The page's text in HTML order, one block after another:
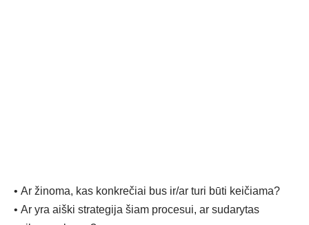
• Ar žinoma, kas konkrečiai bus ir/ar turi būti keičiama?
• Ar yra aiški strategija šiam procesui, ar sudarytas